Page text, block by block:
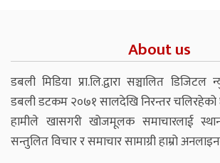
About us
डबली मिडिया प्रा.लि.द्वारा सञ्चालित
डबली डटकम २०७१ सालदेखि निरन्तर चलिरहेको
हामीले खासगरी खोजमूलक समाचारलाई
सन्तुलित विचार र समाचार सामाग्री हाम्रो